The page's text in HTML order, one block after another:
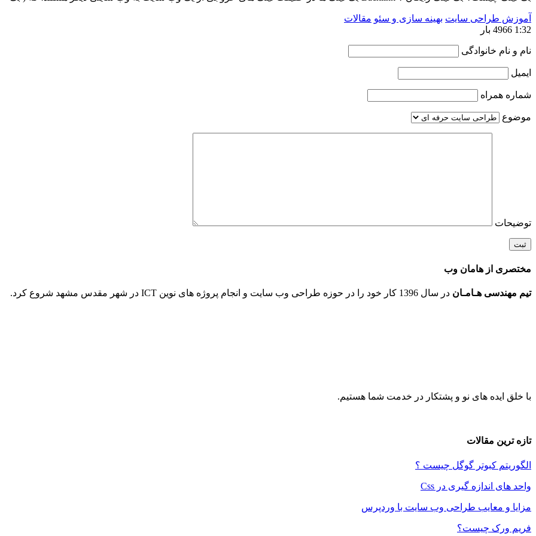
آموزش طراحی سایت بهینه سازی و سئو مقالات
1:32
نام و نام خانوادگی
ایمیل
شماره همراه
موضوع
توضیحات
مختصری از هامان وب
تیم مهندسی هـامـان در سال 1396 کار خود را در حوزه طراحی وب سایت و انجام پروژه های نوین ICT در شهر مقدس مشهد شروع کرد.
با خلق ایده های نو و پشتکار در خدمت شما هستیم.
تازه ترین مقالات
الگوریتم کبوتر گوگل چیست ؟
واحد های اندازه گیری در Css
مزایا و معایب طراحی وب سایت با وردپرس
فریم ورک چیست؟